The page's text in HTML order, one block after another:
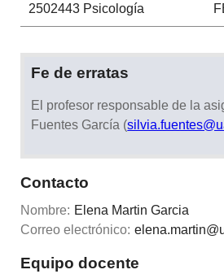
2502443Psicología
Fe de erratas
El profesor responsable de la
Fuentes García (
Contacto
Nombre: Elena Martin Garcia
Correo electrónico:
Equipo docente